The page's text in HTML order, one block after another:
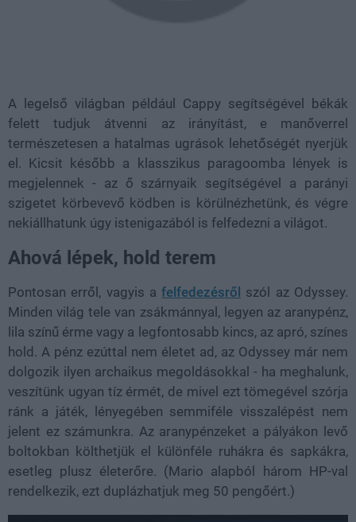
A legelső világban például Cappy segítségével békák
felett tudjuk átvenni az irányítást, e manőverrel
természetesen a hatalmas ugrások lehetőségét nyerjük
el. Kicsit később a klasszikus paragoomba lények is
megjelennek - az ő szárnyaik segítségével a parányi
szigetet körbevevő ködben is körülnézhetünk, és végre
nekiállhatunk úgy istenigazából is felfedezni a világot.
Ahová lépek, hold terem
Pontosan erről, vagyis afelfedezésről szól az Odyssey.
Minden világ tele van zsákmánnyal, legyen az aranypénz,
lila színű érme vagy a legfontosabb kincs, az apró, színes
hold. A pénz ezúttal nem életet ad, az Odyssey már nem
dolgozik ilyen archaikus megoldásokkal - ha meghalunk,
veszítünk ugyan tíz érmét, de mivel ezt tömegével szórja
ránk a játék, lényegében semmiféle visszalépést nem
jelent ez számunkra. Az aranypénzeket a pályákon levő
boltokban költhetjük el különféle ruhákra és sapkákra,
esetleg plusz életerőre. (Mario alapból három HP-val
rendelkezik, ezt duplázhatjuk meg 50 pengőért.)